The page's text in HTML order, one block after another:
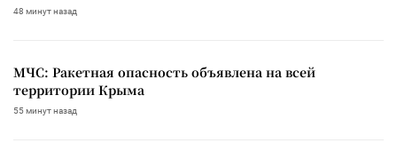
48 минут назад
МЧС: Ракетная опасность объявлена на всей
территории Крыма
55 минут назад